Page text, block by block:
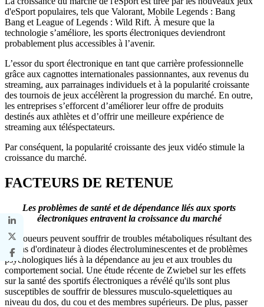
d'eSport populaires, tels que Valorant, Mobile Legends : Bang
Bang et League of Legends : Wild Rift. À mesure que la
technologie s’améliore, les sports électroniques deviendront
probablement plus accessibles à l’avenir.
L’essor du sport électronique en tant que carrière professionnelle
grâce aux cagnottes internationales passionnantes, aux revenus du
streaming, aux parrainages individuels et à la popularité croissante
des tournois de jeux accélèrent la progression du marché. En outre,
les entreprises s’efforcent d’améliorer leur offre de produits
destinés aux athlètes et d’offrir une meilleure expérience de
streaming aux téléspectateurs.
Par conséquent, la popularité croissante des jeux vidéo stimule la
croissance du marché.
FACTEURS DE RETENUE
Les problèmes de santé et de dépendance liés aux sports
électroniques entravent la croissance du marché
Les joueurs peuvent souffrir de troubles métaboliques résultant des
écrans d'ordinateur à diodes électroluminescentes et de problèmes
psychologiques liés à la dépendance au jeu et aux troubles du
comportement social. Une étude récente de Zwiebel sur les effets
sur la santé des sportifs électroniques a révélé qu'ils sont plus
susceptibles de souffrir de blessures musculo-squelettiques au
niveau du dos, du cou et des membres supérieurs. De plus, passer